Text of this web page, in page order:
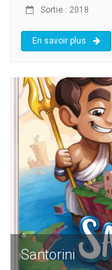
Sortie : 2018
En savoir plus
Santorini